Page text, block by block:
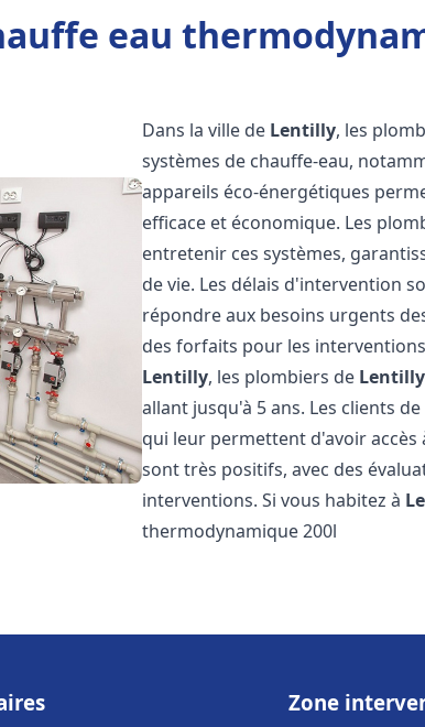
eau
Dans la ville de Lentilly, les
systèmes de chauffe-eau,
appareils éco-énergétiques
efficace et économique. Les
entretenir ces systèmes,
de vie. Les délais d'intervention
répondre aux besoins urgents
des forfaits pour les
Lentilly, les plombiers de Lentilly
allant jusqu'à 5 ans. Les clients de
qui leur permettent d'avoir accès
sont très positifs, avec des
interventions. Si vous habitez à
thermodynamique 200l
Zone